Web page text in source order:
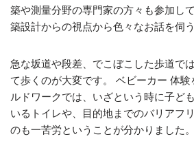
築や測量分野の専門家の方々も参加し
築設計からの視点から色々なお話を伺
急な坂道や段差、でこぼこした歩道で
て歩くのが大変です。 ベビーカー 体
ルドワークでは、いざという時に子ど
いるトイレや、目的地までのバリアフ
のも一苦労ということが分かりました。